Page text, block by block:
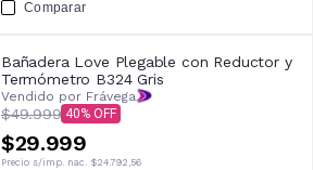
Comparar
Bañadera Love Plegable con Reductor y
Termómetro B324 Gris
Vendido por Frávega
$49.999 40
$29.999
Precio s/imp. nac. $24.792,56